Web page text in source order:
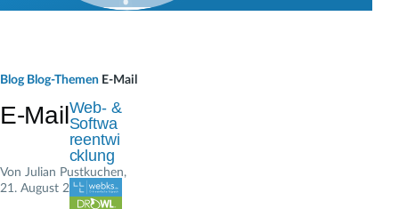
a
d
n
Blog Blog-Themen E-Mail
E-Mail
Von Julian Pustkuchen,
21. August 2024
Web- &
Softwa
reentwi
cklung